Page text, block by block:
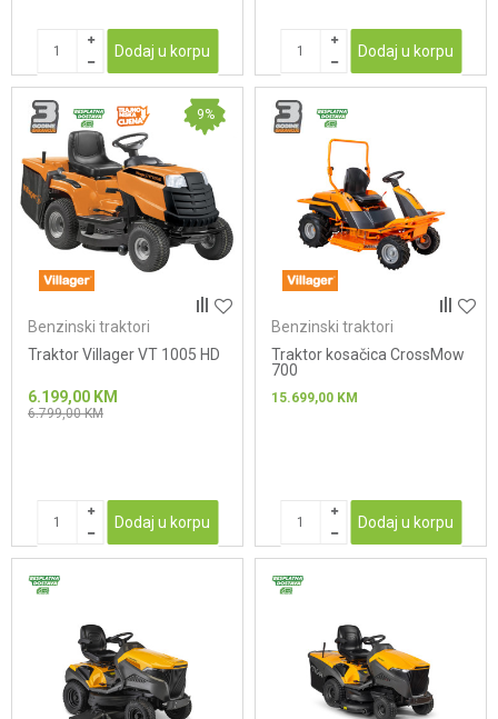
Dodaj u korpu Dodaj u korpu
9%
Benzinski traktori
Traktor Villager VT 1005 HD
6.199,00 KM
6.799,00KM
Dodaj u korpu
Benzinski traktori
Traktor kosačica CrossMow
700
15.699,00 KM
Dodaj u korpu